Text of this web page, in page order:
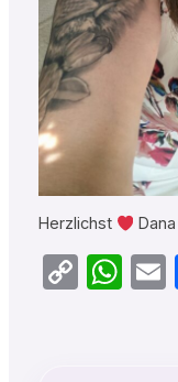
Herzlichst
Copy